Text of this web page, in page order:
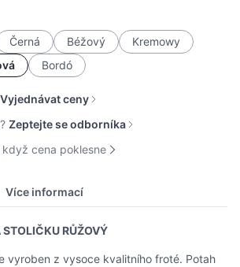
Černá Béžový
Kremowy
Bordó
Vyjednávat ceny
Zeptejte se odborníka
cena poklesne
Více informací
STOLIČKU RŮŽOVÝ
vyroben z vysoce kvalitního froté. Potah